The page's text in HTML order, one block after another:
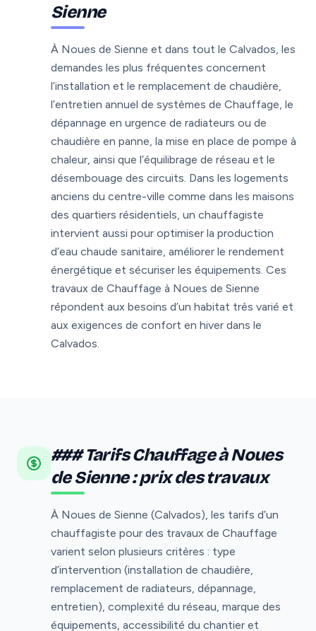
Sienne
À Noues de Sienne et dans tout le Calvados, les
demandes les plus fréquentes concernent
l’installation et le remplacement de chaudière,
l’entretien annuel de systèmes de Chauffage, le
dépannage en urgence de radiateurs ou de
chaudière en panne, la mise en place de pompe à
chaleur, ainsi que l’équilibrage de réseau et le
désembouage des circuits. Dans les logements
anciens du centre-ville comme dans les maisons
des quartiers résidentiels, un chauffagiste
intervient aussi pour optimiser la production
d’eau chaude sanitaire, améliorer le rendement
énergétique et sécuriser les équipements. Ces
travaux de Chauffage à Noues de Sienne
répondent aux besoins d’un habitat très varié et
aux exigences de confort en hiver dans le
Calvados.
### Tarifs Chauffage à Noues
de Sienne : prix des travaux
À Noues de Sienne (Calvados), les tarifs d’un
chauffagiste pour des travaux de Chauffage
varient selon plusieurs critères : type
d’intervention (installation de chaudière,
remplacement de radiateurs, dépannage,
entretien), complexité du réseau, marque des
équipements, accessibilité du chantier et